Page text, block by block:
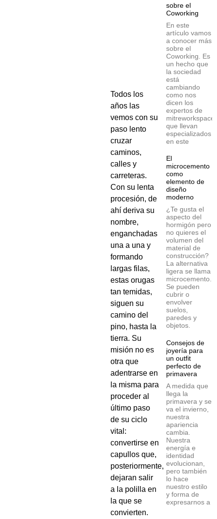
Todos los
años las
vemos con su
paso lento
cruzar
caminos,
calles y
carreteras.
Con su lenta
procesión, de
ahí deriva su
nombre,
enganchadas
una a una y
formando
largas filas,
estas orugas
tan temidas,
siguen su
camino del
pino, hasta la
tierra. Su
misión no es
otra que
adentrarse en
la misma para
proceder al
último paso
de su ciclo
vital:
convertirse en
capullos que,
posteriormente,
dejaran salir
a la polilla en
la que se
convierten.
sobre el
Coworking
En este
artículo vamos
a conocer más
sobre el
Coworking. Es
un hecho que
la sociedad
está
cambiando
como nos
dicen los
expertos de
que llevan
especializados
en este
El
microcemento
como
elemento de
diseño
moderno
¿Te gusta el
aspecto del
hormigón pero
no quieres el
volumen del
material de
construcción?
La alternativa
ligera se llama
microcemento.
Se pueden
cubrir o
envolver
suelos,
paredes y
objetos.
Consejos de
joyería para
un outfit
perfecto de
primavera
A medida que
llega la
primavera y se
va el invierno,
nuestra
apariencia
cambia.
Nuestra
energía e
identidad
evolucionan,
pero también
lo hace
nuestro estilo
y forma de
expresarnos a